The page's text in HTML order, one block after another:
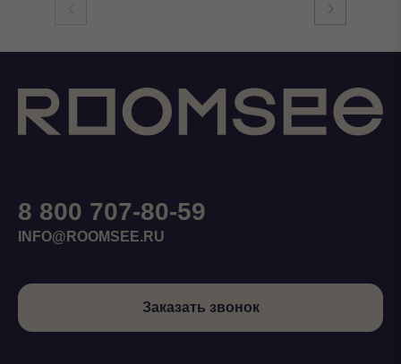
8 800 707-80-59
INFO@ROOMSEE.RU
Заказать звонок